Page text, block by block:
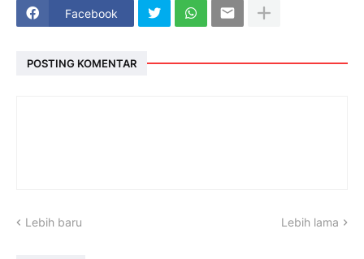
Facebook
POSTING KOMENTAR
Lebih baru Lebih lama